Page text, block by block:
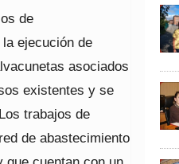
de
ejecución de
asociados
existentes y se
trabajos de
de abastecimiento